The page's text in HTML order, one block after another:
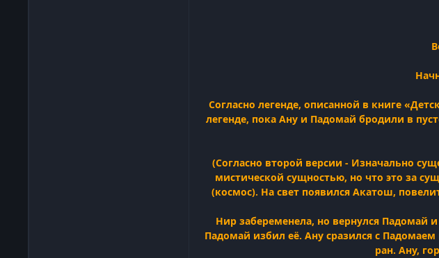
Согласно легенде, описанной в книге
легенде, пока Ану и Падомай бродили в
(Согласно второй версии - Изначально
мистической сущностью, но что это за
(космос). На свет появился Акатош,
Нир забеременела, но вернулся Падомай
Падомай избил её. Ану сразился с
ран. Ану,